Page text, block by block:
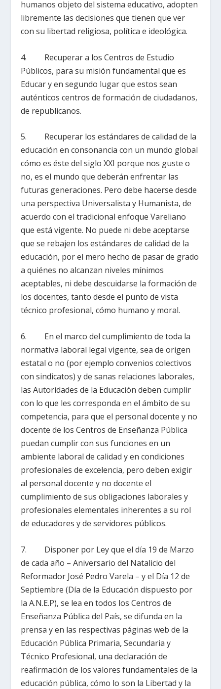
humanos objeto del sistema educativo, adopten
libremente las decisiones que tienen que ver
con su libertad religiosa, política e ideológica.
4. Recuperar a los Centros de Estudio
Públicos, para su misión fundamental que es
Educar y en segundo lugar que estos sean
auténticos centros de formación de ciudadanos,
de republicanos.
5. Recuperar los estándares de calidad de la
educación en consonancia con un mundo global
cómo es éste del siglo XXI porque nos guste o
no, es el mundo que deberán enfrentar las
futuras generaciones. Pero debe hacerse desde
una perspectiva Universalista y Humanista, de
acuerdo con el tradicional enfoque Vareliano
que está vigente. No puede ni debe aceptarse
que se rebajen los estándares de calidad de la
educación, por el mero hecho de pasar de grado
a quiénes no alcanzan niveles mínimos
aceptables, ni debe descuidarse la formación de
los docentes, tanto desde el punto de vista
técnico profesional, cómo humano y moral.
6. En el marco del cumplimiento de toda la
normativa laboral legal vigente, sea de origen
estatal o no (por ejemplo convenios colectivos
con sindicatos) y de sanas relaciones laborales,
las Autoridades de la Educación deben cumplir
con lo que les corresponda en el ámbito de su
competencia, para que el personal docente y no
docente de los Centros de Enseñanza Pública
puedan cumplir con sus funciones en un
ambiente laboral de calidad y en condiciones
profesionales de excelencia, pero deben exigir
al personal docente y no docente el
cumplimiento de sus obligaciones laborales y
profesionales elementales inherentes a su rol
de educadores y de servidores públicos.
7. Disponer por Ley que el día 19 de Marzo
de cada año – Aniversario del Natalicio del
Reformador José Pedro Varela – y el Día 12 de
Septiembre (Día de la Educación dispuesto por
la A.N.E.P), se lea en todos los Centros de
Enseñanza Pública del País, se difunda en la
prensa y en las respectivas páginas web de la
Educación Pública Primaria, Secundaria y
Técnico Profesional, una declaración de
reafirmación de los valores fundamentales de la
educación pública, cómo lo son la Libertad y la